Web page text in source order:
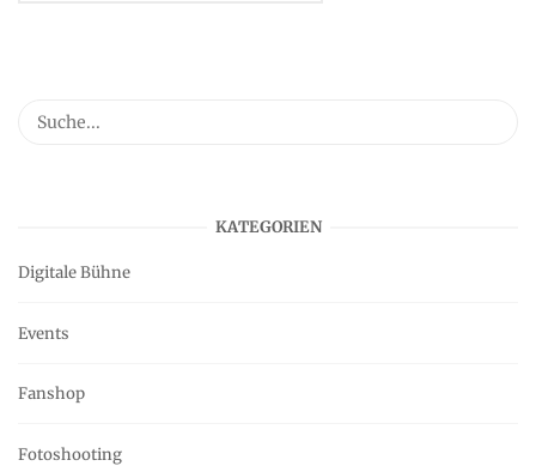
KATEGORIEN
Digitale Bühne
Events
Fanshop
Fotoshooting